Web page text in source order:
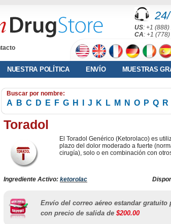
US: +1
CA: +1
NUESTRA POLÍTICA ENVÍO MUESTRAS
Buscar por nombre:
A B C D E F G H J K L M N O P Q R
Toradol
El Toradol Genérico (Ketorolaco) es
plazo del dolor moderado a fuerte
cirugía), solo o en combinación con
Ingrediente Activo: ketorolac
Envío del correo aéreo estandar gratuito
con precio de salida de $200.00